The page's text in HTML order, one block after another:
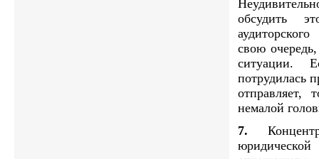
обсудить
свою
ситуации.
потрудилась
отправляет,
немалой
7.